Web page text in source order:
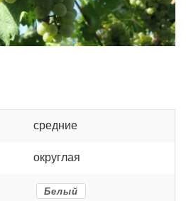
средние
округлая
Белый